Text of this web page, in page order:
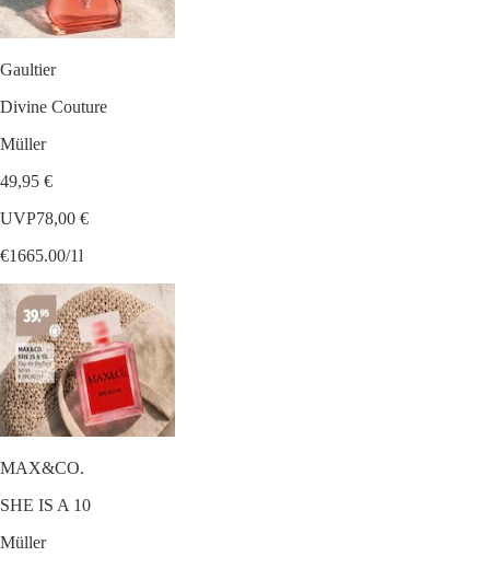
Gaultier
Divine Couture
Müller
49,95 €
UVP78,00 €
€1665.00/1l
MAX&CO.
SHE IS A 10
Müller